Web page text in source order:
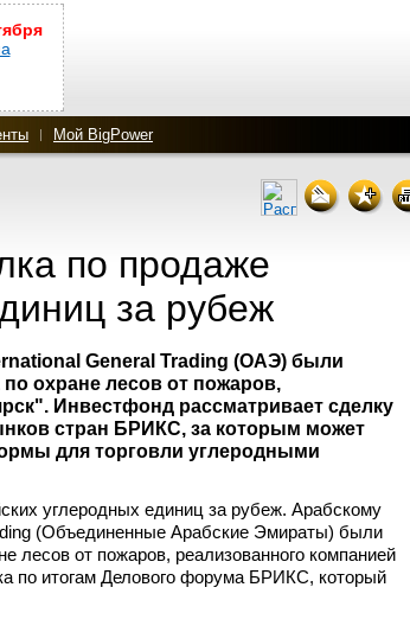
Мой BigPower
по продаже
за рубеж
General Trading (ОАЭ) были
охране лесов от пожаров,
Инвестфонд рассматривает сделку
стран БРИКС, за которым может
для торговли углеродными
углеродных единиц за рубеж. Арабскому
(Объединенные Арабские Эмираты) были
лесов от пожаров, реализованного компанией
по итогам Делового форума БРИКС, который